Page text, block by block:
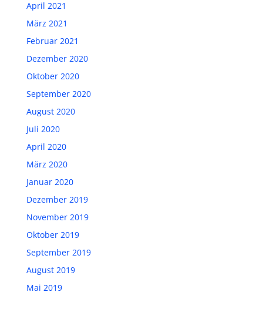
April 2021
März 2021
Februar 2021
Dezember 2020
Oktober 2020
September 2020
August 2020
Juli 2020
April 2020
März 2020
Januar 2020
Dezember 2019
November 2019
Oktober 2019
September 2019
August 2019
Mai 2019